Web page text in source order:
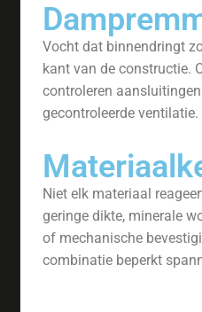
Vocht dat binnendringt
kant van de constructie.
controleren
gecontroleerde
Niet elk materiaal
geringe dikte, minerale
of mechanische
combinatie beperkt